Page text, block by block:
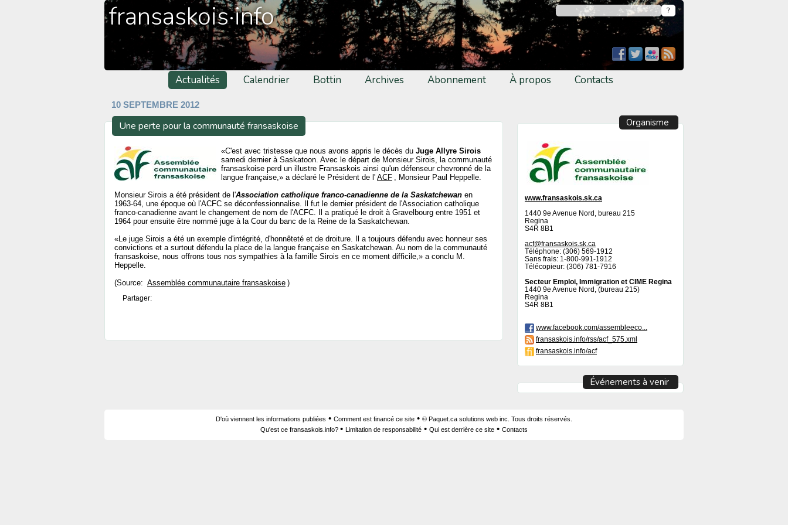
fransaskois·info
Actualités Calendrier Bottin Archives Abonnement À propos Contacts
10 SEPTEMBRE 2012
Une perte pour la communauté fransaskoise
«C'est avec tristesse que nous avons appris le décès du Juge Allyre Sirois
samedi dernier à Saskatoon. Avec le départ de Monsieur Sirois, la communauté
fransaskoise perd un illustre Fransaskois ainsi qu'un défenseur chevronné de la
langue française,» a déclaré le Président de l' ACF , Monsieur Paul Heppelle.
Monsieur Sirois a été président de l'Association catholique franco-canadienne de la Saskatchewan en
1963-64, une époque où l'ACFC se déconfessionnalise. Il fut le dernier président de l'Association catholique
franco-canadienne avant le changement de nom de l'ACFC. Il a pratiqué le droit à Gravelbourg entre 1951 et
1964 pour ensuite être nommé juge à la Cour du banc de la Reine de la Saskatchewan.
«Le juge Sirois a été un exemple d'intégrité, d'honnêteté et de droiture. Il a toujours défendu avec honneur ses
convictions et a surtout défendu la place de la langue française en Saskatchewan. Au nom de la communauté
fransaskoise, nous offrons tous nos sympathies à la famille Sirois en ce moment difficile,» a conclu M.
Heppelle.
(Source: Assemblée communautaire fransaskoise )
Partager:
Organisme
www.fransaskois.sk.ca
1440 9e Avenue Nord, bureau 215
Regina
S4R 8B1
acf@fransaskois.sk.ca
Téléphone: (306) 569-1912
Sans frais: 1-800-991-1912
Télécopieur: (306) 781-7916
Secteur Emploi, Immigration et CIME Regina
1440 9e Avenue Nord, (bureau 215)
Regina
S4R 8B1
www.facebook.com/assembleeco...
fransaskois.info/rss/acf_575.xml
fransaskois.info/acf
Événements à venir
D'où viennent les informations publiées • Comment est financé ce site • © Paquet.ca solutions web inc. Tous droits réservés.
Qu'est ce fransaskois.info? • Limitation de responsabilité • Qui est derrière ce site • Contacts